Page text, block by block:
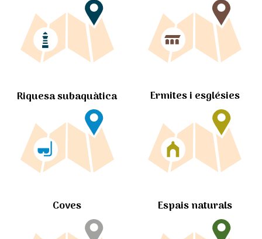
Riquesa subaquàtica Ermites i esglésies
Coves Espais naturals